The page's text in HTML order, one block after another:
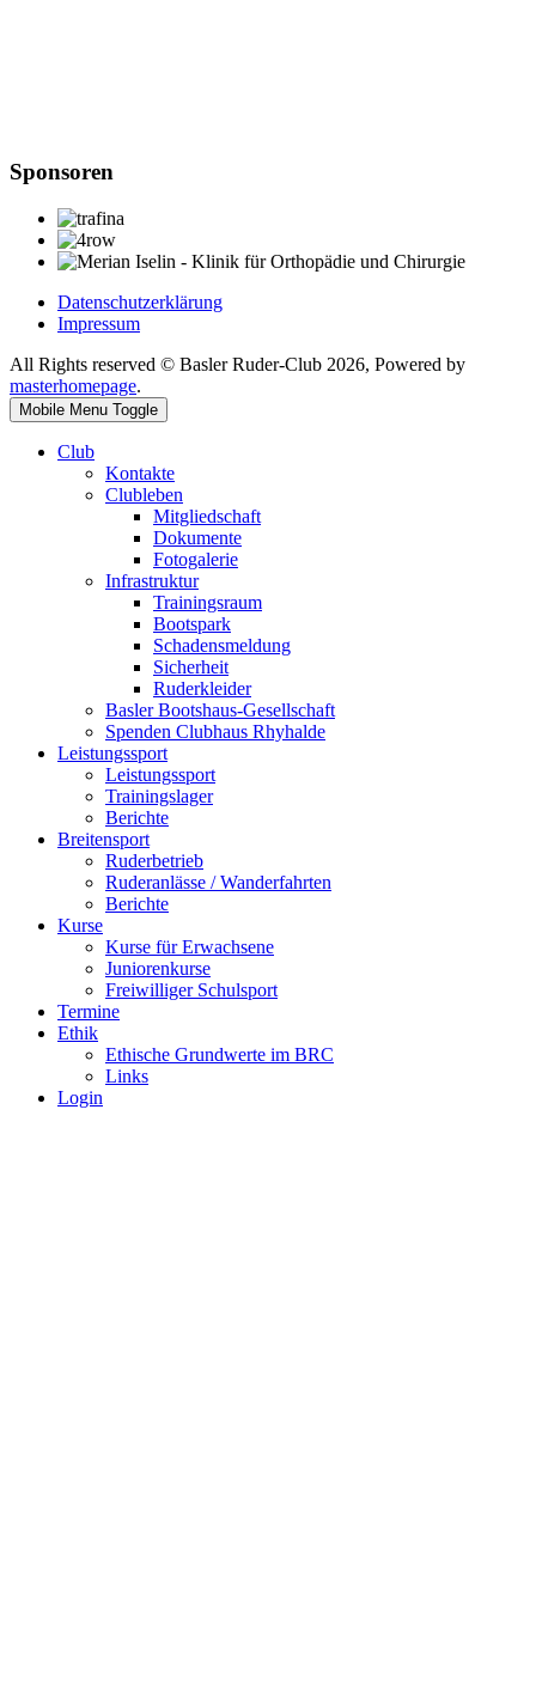
Sponsoren
Datenschutzerklärung
Impressum
All Rights reserved © Basler Ruder-Club 2026, Powered by
masterhomepage.
Mobile Menu Toggle
Club
Kontakte
Clubleben
Mitgliedschaft
Dokumente
Fotogalerie
Infrastruktur
Trainingsraum
Bootspark
Schadensmeldung
Sicherheit
Ruderkleider
Basler Bootshaus-Gesellschaft
Spenden Clubhaus Rhyhalde
Leistungssport
Leistungssport
Trainingslager
Berichte
Breitensport
Ruderbetrieb
Ruderanlässe / Wanderfahrten
Berichte
Kurse
Kurse für Erwachsene
Juniorenkurse
Freiwilliger Schulsport
Termine
Ethik
Ethische Grundwerte im BRC
Links
Login